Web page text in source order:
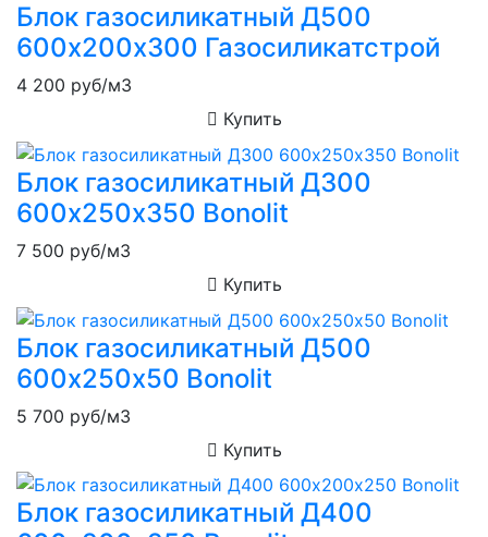
Блок газосиликатный Д500
600х200х300 Газосиликатстрой
4 200 руб/м3
Купить
Блок газосиликатный Д300
600х250х350 Bonolit
7 500 руб/м3
Купить
Блок газосиликатный Д500
600х250х50 Bonolit
5 700 руб/м3
Купить
Блок газосиликатный Д400